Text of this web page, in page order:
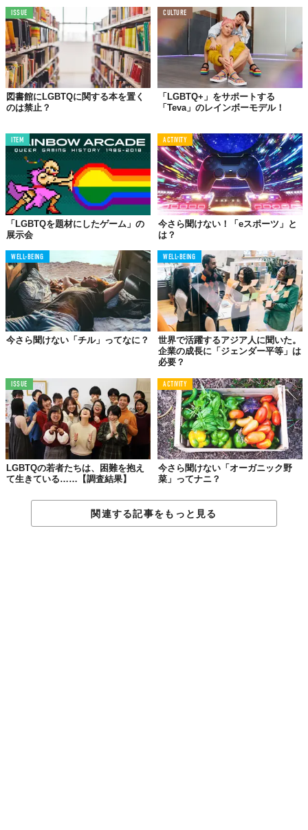
「Q」クィアとは？
Qにはクィアという意味もあります。英語では「変態、奇妙な」
という意味も持つ言葉。クィアは、
多様なジェンダーを包括し、
型にはめられることに抵抗を覚える 人が使っています。
LGBTQの取り組み
©iStock.com/nito100
LGBTQを支援するApple商品
プライド月間である6月に向けてAppleは、2種類のApple Watchを
発売しました。6色のレインボーカラーを用いたデザインはもちろ
ん、Nikeとのコラボ商品ということで通気性抜群の機能性にも富
んだ商品でした。
「Apple」からLGBTQを祝う「プライ
ISSUE
図書館にLGBTQに関する本を置く
のは禁止？
CULTURE
「LGBTQ+」をサポートする
「Teva」のレインボーモデル！
ITEM
「LGBTQを題材にしたゲーム」の
展示会
ACTIVITY
今さら聞けない！「eスポーツ」と
は？
WELL-BEING
今さら聞けない「チル」ってなに？
WELL-BEING
世界で活躍するアジア人に聞いた。
企業の成長に「ジェンダー平等」は
必要？
ISSUE
LGBTQの若者たちは、困難を抱え
て生きている……【調査結果】
ACTIVITY
今さら聞けない「オーガニック野
菜」ってナニ？
関連する記事をもっと見る